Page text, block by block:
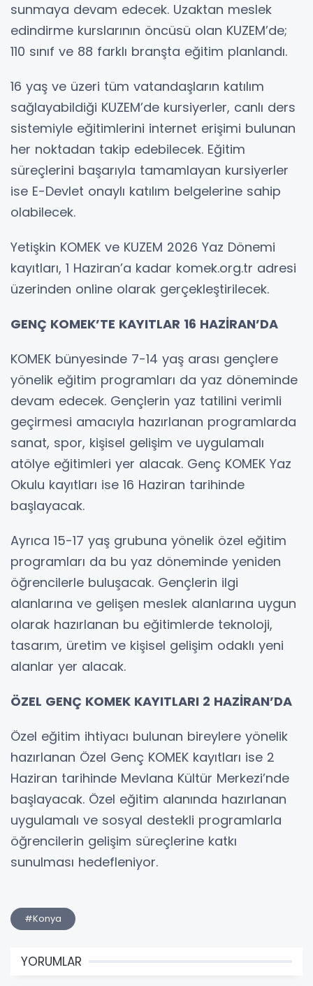
sunmaya devam edecek. Uzaktan meslek
edindirme kurslarının öncüsü olan KUZEM’de;
110 sınıf ve 88 farklı branşta eğitim planlandı.
16 yaş ve üzeri tüm vatandaşların katılım
sağlayabildiği KUZEM’de kursiyerler, canlı ders
sistemiyle eğitimlerini internet erişimi bulunan
her noktadan takip edebilecek. Eğitim
süreçlerini başarıyla tamamlayan kursiyerler
ise E-Devlet onaylı katılım belgelerine sahip
olabilecek.
Yetişkin KOMEK ve KUZEM 2026 Yaz Dönemi
kayıtları, 1 Haziran’a kadar komek.org.tr adresi
üzerinden online olarak gerçekleştirilecek.
GENÇ KOMEK’TE KAYITLAR 16 HAZİRAN’DA
KOMEK bünyesinde 7-14 yaş arası gençlere
yönelik eğitim programları da yaz döneminde
devam edecek. Gençlerin yaz tatilini verimli
geçirmesi amacıyla hazırlanan programlarda
sanat, spor, kişisel gelişim ve uygulamalı
atölye eğitimleri yer alacak. Genç KOMEK Yaz
Okulu kayıtları ise 16 Haziran tarihinde
başlayacak.
Ayrıca 15-17 yaş grubuna yönelik özel eğitim
programları da bu yaz döneminde yeniden
öğrencilerle buluşacak. Gençlerin ilgi
alanlarına ve gelişen meslek alanlarına uygun
olarak hazırlanan bu eğitimlerde teknoloji,
tasarım, üretim ve kişisel gelişim odaklı yeni
alanlar yer alacak.
ÖZEL GENÇ KOMEK KAYITLARI 2 HAZİRAN’DA
Özel eğitim ihtiyacı bulunan bireylere yönelik
hazırlanan Özel Genç KOMEK kayıtları ise 2
Haziran tarihinde Mevlana Kültür Merkezi’nde
başlayacak. Özel eğitim alanında hazırlanan
uygulamalı ve sosyal destekli programlarla
öğrencilerin gelişim süreçlerine katkı
sunulması hedefleniyor.
#Konya
YORUMLAR